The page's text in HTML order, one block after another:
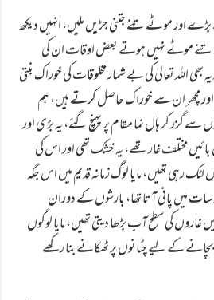
اور موٹے تنے جتنی جڑیں ملیں، انہیں دیکھ
موٹے نہیں ہوتے بعض اوقات ان کی
بھی اللہ تعالیٰ کی بے شمار مخلوقات کی خوراک بنتی
اور مچھر ان سے خوراک حاصل کرتے ہیں، ہم
گزر کر ہال نما مقام پر پہنچ گئے، یہ بڑی اور
مختلف غار تھے، یہ خشک تھی اور اس کی
رہی تھیں، مایا لوگ زمانہ قدیم میں اس جگہ
میں پانی آتا تھا، بارشوں کے دوران
غاروں کی سطح آب بڑھا دیتی تھیں، مایا لوگوں
کے لیے چٹانوں پر ٹھکانے بنا رکھے